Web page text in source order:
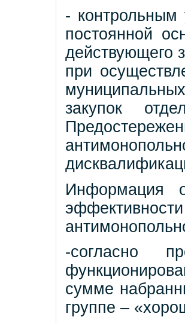
- контрольным
постоянной
действующего
при
закупок
Информация
-согласно
сумме
группе –